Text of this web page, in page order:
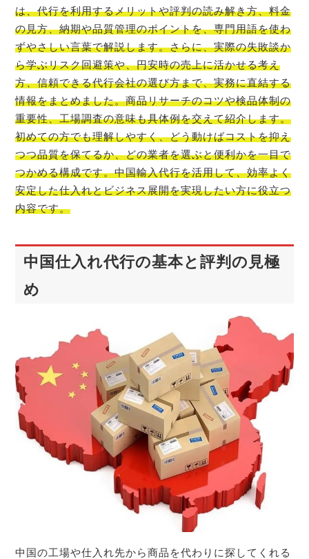
は、代行を利用するメリットや評判の読み解き方、料金
の見方、納期や品質管理のポイントを、専門用語を使わ
ずやさしい言葉で解説します。さらに、実際の失敗談か
ら学ぶリスク回避策や、円安時の売上に活かせる考え
方、信頼できる代行会社の選び方まで、実務に直結する
情報をまとめました。商品リサーチのコツや検品体制の
重要性、工場調査の意味も具体例を交えて紹介します。
初めての方でも理解しやすく、どう動けばコストを抑え
つつ品質を保てるか、どの業者を選ぶと便利かを一目で
つかめる構成です。中国輸入代行を活用して、効率よく
安定した仕入れとビジネス展開を実現したい方に役立つ
内容です。
中国仕入れ代行の基本と評判の見極
め
中国の工場や仕入れ先から商品を代わりに探してくれる